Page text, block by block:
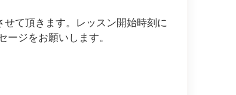
て頂きます。レッスン開始時刻に
ジをお願いします。